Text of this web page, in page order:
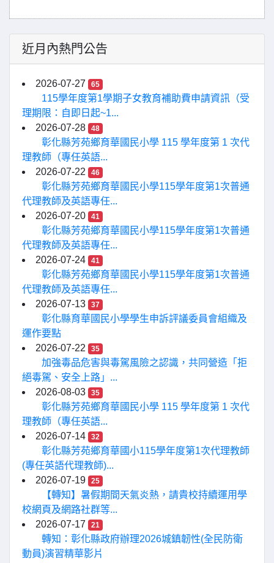
近月內熱門公告
2026-07-27 65
115學年度第1學期子女教育補助費申請資訊（受
理期限：自即日起~1...
2026-07-28
48
彰化縣芳苑鄉育華國民小學 115 學年度第 1 次代
理教師（專任英語...
2026-07-22
46
彰化縣芳苑鄉育華國民小學115學年度第1次普通
代理教師及英語專任...
2026-07-20
41
彰化縣芳苑鄉育華國民小學115學年度第1次普通
代理教師及英語專任...
2026-07-24
41
彰化縣芳苑鄉育華國民小學115學年度第1次普通
代理教師及英語專任...
2026-07-13
37
彰化縣育華國民小學學生申訴評議委員會組織及
運作要點
2026-07-22
35
加強毒品危害與毒駕風險之認識，共同營造「拒
絕毒駕、安全上路」...
2026-08-03
35
彰化縣芳苑鄉育華國民小學 115 學年度第 1 次代
理教師（專任英語...
2026-07-14
32
彰化縣芳苑鄉育華國小115學年度第1次代理教師
(專任英語代理教師)...
2026-07-19
25
【轉知】暑假期間天氣炎熱，請貴校持續運用學
校網頁及網路社群等...
2026-07-17
21
轉知：彰化縣政府辦理2026城鎮韌性(全民防衛
動員)演習精華影片